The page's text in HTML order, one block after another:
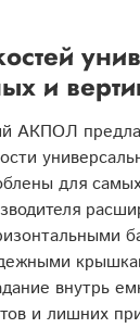
и
АКПОЛ
для
внутрь
и лишних